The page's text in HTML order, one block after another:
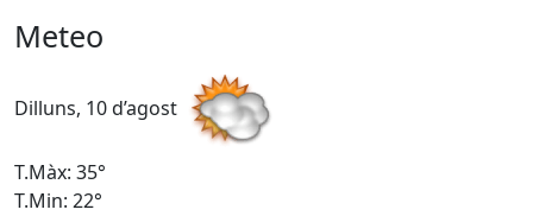
Meteo
Dilluns, 10 d’agost
T.Màx: 35°
T.Min: 22°